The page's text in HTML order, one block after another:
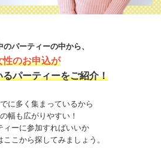
のパーティーの中から、
性のお申込が
るパーティーをご紹介！
に多く集まっているから
幅も広がりやすい！
ィーに参加すればいいか
こから探してみましょう。